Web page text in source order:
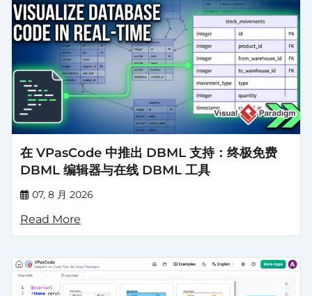
在 VPasCode 中推出 DBML 支持：终极免费
DBML 编辑器与在线 DBML 工具
07, 8 月 2026
Read More